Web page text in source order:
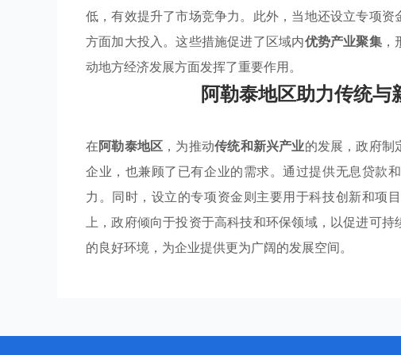
低，有效提升了市场竞争力。此外，当地还设立专项
方面加大投入。这些措施促进了区域内优势产业聚集，
动地方经济发展方面发挥了重要作用。
阿勒泰地区助力传统
在阿勒泰地区 ，为推动传统和新兴产业的发展，政府制
企业，也兼顾了已有企业的需求。通过提供无息贷款
力。同时，设立的专项资金则主要用于科技创新和项
上，政府倾向于投资于高科技和环保领域，以促进可
的良好环境，为企业提供更为广阔的发展空间。